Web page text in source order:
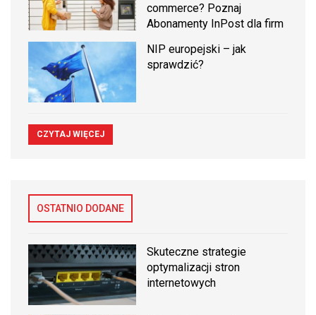
commerce? Poznaj
Abonamenty InPost dla firm
NIP europejski – jak
sprawdzić?
CZYTAJ WIĘCEJ
OSTATNIO DODANE
Skuteczne strategie
optymalizacji stron
internetowych